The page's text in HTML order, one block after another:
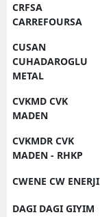
CRFSA
CARREFOURSA
CUSAN
CUHADAROGLU
METAL
CVKMD CVK
MADEN
CVKMDR CVK
MADEN - RHKP
CWENE CW ENERJI
DAGI DAGI GIYIM